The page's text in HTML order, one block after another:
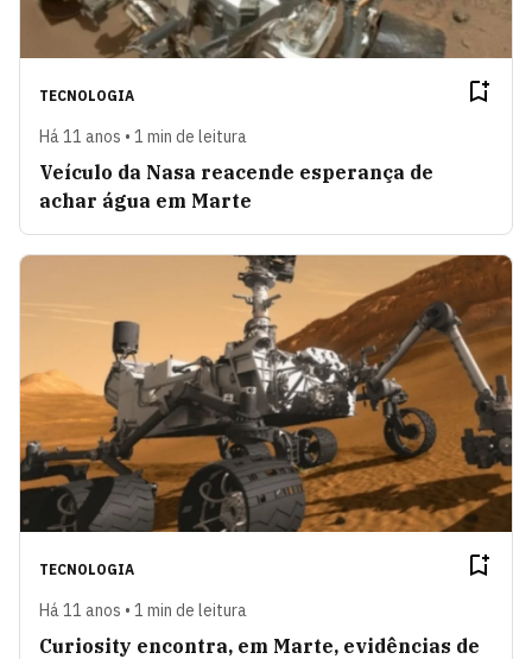
TECNOLOGIA
Há 11 anos • 1 min de leitura
Veículo da Nasa reacende esperança de
achar água em Marte
TECNOLOGIA
Há 11 anos • 1 min de leitura
Curiosity encontra, em Marte, evidências de